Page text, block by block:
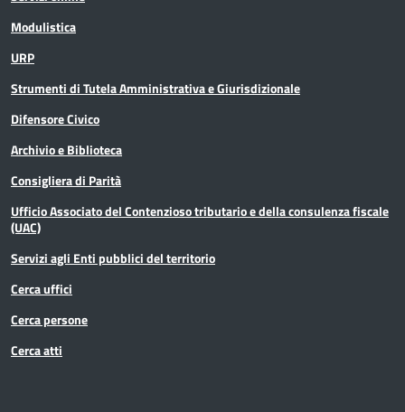
Terremoto
Modulistica
URP
Strumenti di Tutela Amministrativa e Giurisdizionale
Difensore Civico
Archivio e Biblioteca
Consigliera di Parità
Ufficio Associato del Contenzioso tributario e della consulenza fiscale
(UAC)
Servizi agli Enti pubblici del territorio
Cerca uffici
Cerca persone
Cerca atti